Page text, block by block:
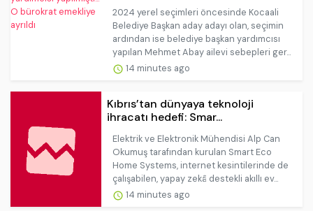
2024 yerel seçimleri öncesinde Kocaali
Belediye Başkan aday adayı olan, seçimin
ardından ise belediye başkan yardımcısı
yapılan Mehmet Abay ailevi sebepleri ger...
14 minutes ago
Kıbrıs’tan dünyaya teknoloji
ihracatı hedefi: Smar...
Elektrik ve Elektronik Mühendisi Alp Can
Okumuş tarafından kurulan Smart Eco
Home Systems, internet kesintilerinde de
çalışabilen, yapay zekâ destekli akıllı ev...
14 minutes ago